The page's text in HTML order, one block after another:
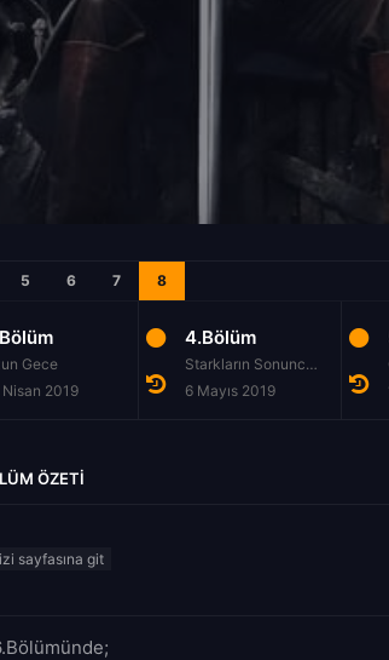
5 6 7 8
Gece
Nisan 2019
4.Bölüm
Starkların Sonuncusu
6 Mayıs 2019
ÖZETI